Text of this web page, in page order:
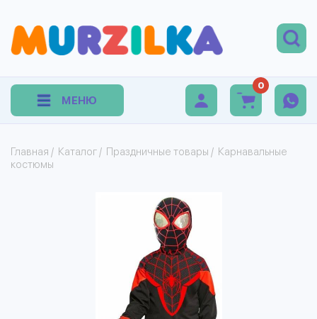
МЕНЮ
0
Главная / Каталог / Праздничные товары / Карнавальные
костюмы